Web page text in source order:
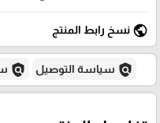
public نسخ رابط المنتج
policy سياسة التوصيل policy